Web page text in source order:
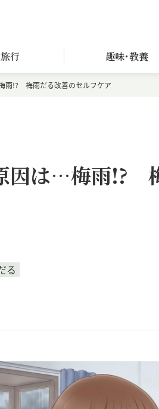
旅行 趣味･教養
雨!? 梅雨だる改善のセルフケア
因は…梅雨!?
る